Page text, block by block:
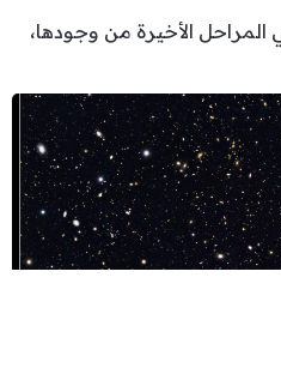
الأخيرة من وجودها،